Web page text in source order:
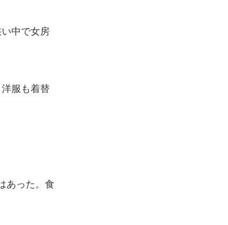
中で女房
服も着替
あった。食